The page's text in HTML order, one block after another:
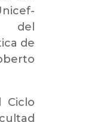
del
de
Ciclo